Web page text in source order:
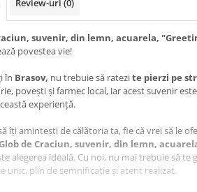
Review-uri (0)
suvenir, din lemn, acuarela,
povestea vie!
în Brasov, nu trebuie să ratezite pierzi pe
povești și farmec local, iar acest suvenir
experiență.
îți amintești de călătoria ta, fie că vrei să le
de Craciun, suvenir, din lemn,
alegerea ideală. Cu noi, nu mai trebuie să te
unic, plin de semnificație și atent realizat.